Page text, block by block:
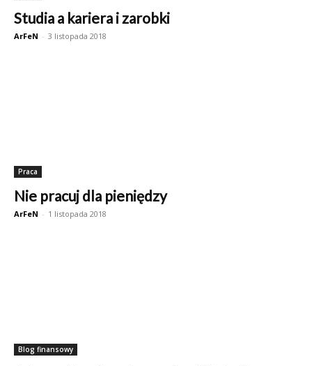
Studia a kariera i zarobki
ArFeN - 3 listopada 2018
Praca
Nie pracuj dla pieniędzy
ArFeN - 1 listopada 2018
Blog finansowy